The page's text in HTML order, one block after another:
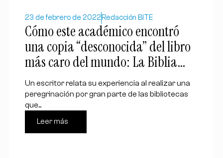
23 de febrero de 2022 Redacción BITE
Cómo este académico encontró
una copia “desconocida” del libro
más caro del mundo: La Biblia
Gutenberg
Un escritor relata su experiencia al realizar una
peregrinación por gran parte de las bibliotecas
que...
Leer más